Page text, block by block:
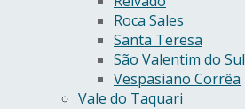
Roca Sales
Santa Teresa
São Valentim do Sul
Vespasiano Corrêa
Vale do Taquari